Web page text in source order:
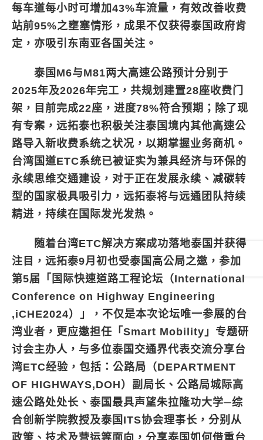
每车道每小时可增加43%车流量，有效改善收费
站前95%之壅塞情形，成果不仅获得泰国政府肯
定，亦吸引东南亚各国关注。
泰国M6与M81两大高速公路预计分别于
2025年及2026年完工，共规划建置28座收费门
架，目前完成22座，进度78%符合预期；除了现
有专案，远拓泰也积极关注泰国境内其他高速公
路导入新收费系统之状况，以期掌握业务商机。
台湾国道ETC系统已被证实为兼具经济与环保的
永续思维交通建设，对于正在发展永续、减碳转
型的国家极具吸引力，远拓泰将与远通团队持续
精进，持续在国际发光发热。
随着台湾ETC解决方案成功落地泰国并获得
注目，远拓泰9月初也受泰国高公局之邀，参加
第5届「国际快速道路工程论坛（International
Conference on Highway Engineering
,iCHE2024）」，不仅是本次论坛唯一参展的台
湾业者，更应邀担任「Smart Mobility」专题研
讨会主办人，与多位泰国交通界代表交流分享台
湾ETC经验，包括：公路局（DEPARTMENT
OF HIGHWAYS,DOH）副局长、公路局城际高
速公路处处长、泰国最具声望朱拉隆功大学─综
合创新学院教授及泰国ITS协会理事长，分别从
政策、技术及营运等面向，分享泰国如何借重台